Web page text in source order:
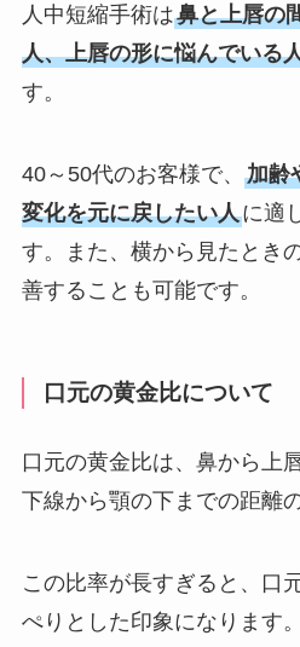
人中短縮手術は鼻と上唇の
人、上唇の形に悩んでいる
す。
40～50代のお客様で、 加齢
変化を元に戻したい人に適
す。また、横から見たとき
善することも可能です。
口元の黄金比について
口元の黄金比は、鼻から上
下線から顎の下までの距離
この比率が長すぎると、口
ぺりとした印象になります